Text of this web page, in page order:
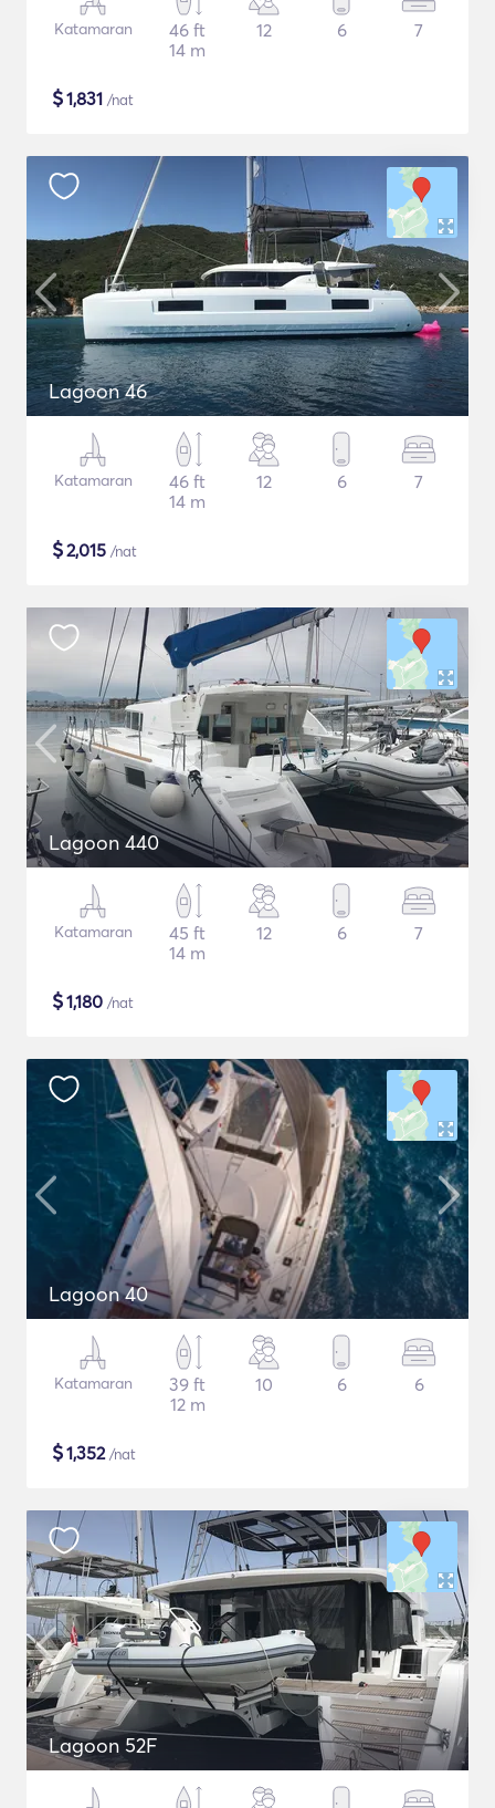
Katamaran
46 ft
14 m
12 6 7
$1,831 /nat
Lagoon 46
Katamaran
46 ft
14 m
12 6 7
$2,015 /nat
Lagoon 440
Katamaran
45 ft
14 m
12 6 7
$1,180 /nat
Lagoon 40
Katamaran
39 ft
12 m
10 6 6
$1,352/nat
Lagoon 52F